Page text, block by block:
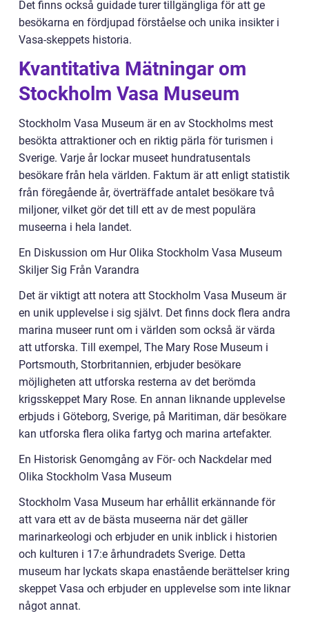
Det finns också guidade turer tillgängliga för att ge
besökarna en fördjupad förståelse och unika insikter i
Vasa-skeppets historia.
Kvantitativa Mätningar om
Stockholm Vasa Museum
Stockholm Vasa Museum är en av Stockholms mest
besökta attraktioner och en riktig pärla för turismen i
Sverige. Varje år lockar museet hundratusentals
besökare från hela världen. Faktum är att enligt statistik
från föregående år, överträffade antalet besökare två
miljoner, vilket gör det till ett av de mest populära
museerna i hela landet.
En Diskussion om Hur Olika Stockholm Vasa Museum
Skiljer Sig Från Varandra
Det är viktigt att notera att Stockholm Vasa Museum är
en unik upplevelse i sig självt. Det finns dock flera andra
marina museer runt om i världen som också är värda
att utforska. Till exempel, The Mary Rose Museum i
Portsmouth, Storbritannien, erbjuder besökare
möjligheten att utforska resterna av det berömda
krigsskeppet Mary Rose. En annan liknande upplevelse
erbjuds i Göteborg, Sverige, på Maritiman, där besökare
kan utforska flera olika fartyg och marina artefakter.
En Historisk Genomgång av För- och Nackdelar med
Olika Stockholm Vasa Museum
Stockholm Vasa Museum har erhållit erkännande för
att vara ett av de bästa museerna när det gäller
marinarkeologi och erbjuder en unik inblick i historien
och kulturen i 17:e århundradets Sverige. Detta
museum har lyckats skapa enastående berättelser kring
skeppet Vasa och erbjuder en upplevelse som inte liknar
något annat.